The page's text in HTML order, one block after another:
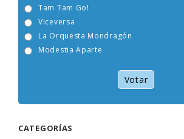
Tam Tam Go!
Viceversa
La Orquesta Mondragón
Modestia Aparte
Votar
CATEGORÍAS